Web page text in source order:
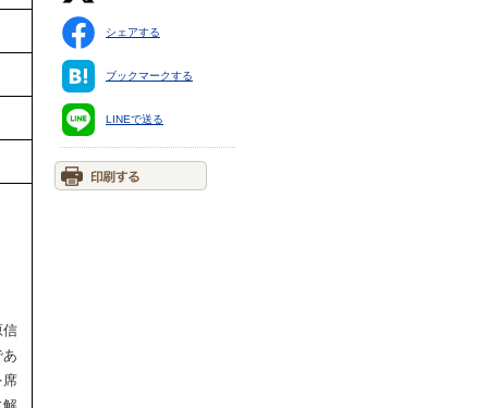
信
席
シェアする
ブックマークする
LINEで送る